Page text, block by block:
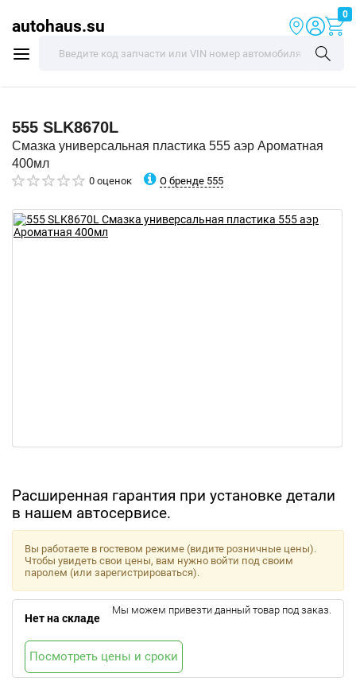
autohaus.su
0
555 SLK8670L
Смазка универсальная пластика 555 аэр Ароматная
400мл
0 оценок О бренде 555
Расширенная гарантия при установке детали
в нашем автосервисе.
Вы работаете в гостевом режиме (видите розничные цены).
Чтобы увидеть свои цены, вам нужно войти под своим
паролем (или зарегистрироваться).
Нет на складе
Мы можем привезти данный товар под заказ.
Посмотреть цены и сроки